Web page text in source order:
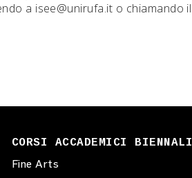
a isee@unirufa.it o chiamando
CORSI ACCADEMICI BIENNALI
Fine Arts